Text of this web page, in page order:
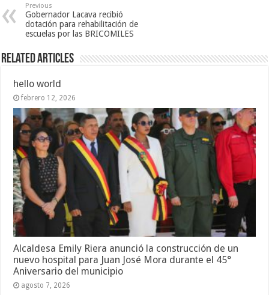
Previous
Gobernador Lacava recibió
dotación para rehabilitación de
escuelas por las BRICOMILES
Related Articles
hello world
febrero 12, 2026
Alcaldesa Emily Riera anunció la construcción de un
nuevo hospital para Juan José Mora durante el 45°
Aniversario del municipio
agosto 7, 2026